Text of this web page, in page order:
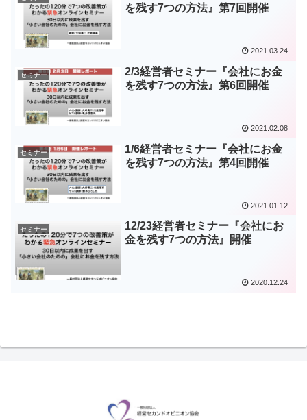
を残す7つの方法』第7回開催
2021.03.24
セミナー
2/3経営者セミナー『会社にお金
を残す7つの方法』第6回開催
2021.02.08
セミナー
1/6経営者セミナー『会社にお金
を残す7つの方法』第4回開催
2021.01.12
セミナー
12/23経営者セミナー『会社にお
金を残す7つの方法』開催
2020.12.24